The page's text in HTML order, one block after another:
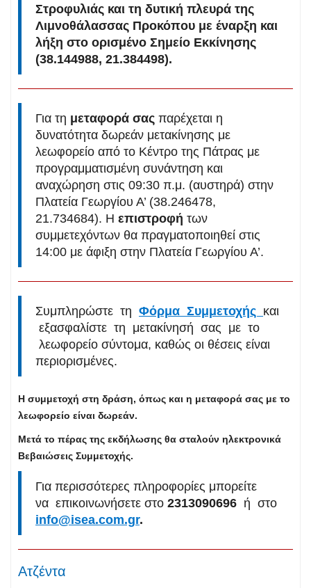
Στροφυλιάς και τη δυτική πλευρά της
Λιμνοθάλασσας Προκόπου με έναρξη και
λήξη στο ορισμένο Σημείο Εκκίνησης
(38.144988, 21.384498).
Για τη μεταφορά σας παρέχεται η
δυνατότητα δωρεάν μετακίνησης με
λεωφορείο από το Κέντρο της Πάτρας με
προγραμματισμένη συνάντηση και
αναχώρηση στις 09:30 π.μ. (αυστηρά) στην
Πλατεία Γεωργίου Α’ (38.246478,
21.734684). Η επιστροφή των
συμμετεχόντων θα πραγματοποιηθεί στις
14:00 με άφιξη στην Πλατεία Γεωργίου Α’.
Συμπληρώστε τη Φόρμα Συμμετοχής και
εξασφαλίστε τη μετακίνησή σας με το
λεωφορείο σύντομα, καθώς οι θέσεις είναι
περιορισμένες.
Η συμμετοχή στη δράση, όπως και η μεταφορά σας με το
λεωφορείο είναι δωρεάν.
Μετά το πέρας της εκδήλωσης θα σταλούν ηλεκτρονικά
Βεβαιώσεις Συμμετοχής.
Για περισσότερες πληροφορίες μπορείτε
να επικοινωνήσετε στο 2313090696 ή στο
info@isea.com.gr.
Ατζέντα